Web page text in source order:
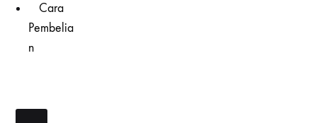
Cara
Pembelia
n